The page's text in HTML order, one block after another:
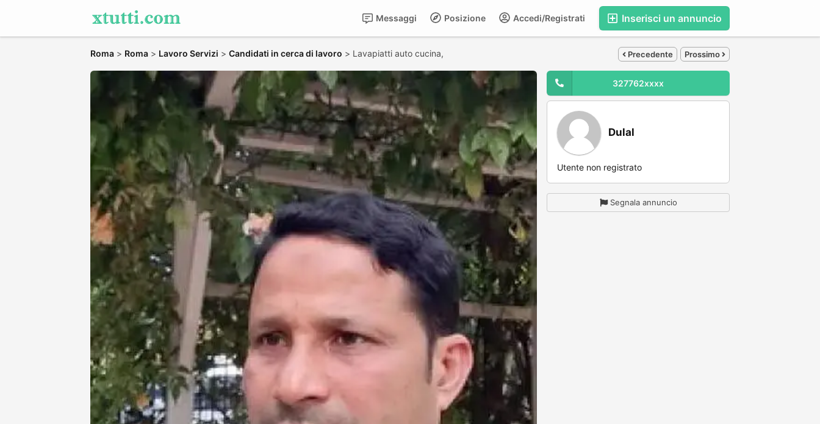
Inserisci un annuncio
Accedi/Registrati
Posizione
Messaggi
Roma > Roma > Lavoro Servizi > Candidati in cerca di lavoro > Lavapiatti auto cucina, Precedente Prossimo
327762xxxx
Dulal
Utente non registrato
Segnala annuncio